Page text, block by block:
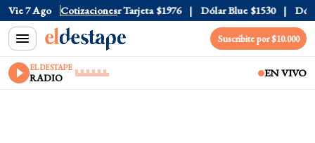
Vie 7 Ago Cotizaciones
$1520 Dólar Tarjeta $1976 Dólar Blue $1530 Dólar
Suscribite por $10.000
EL DESTAPE
RADIO EN VIVO